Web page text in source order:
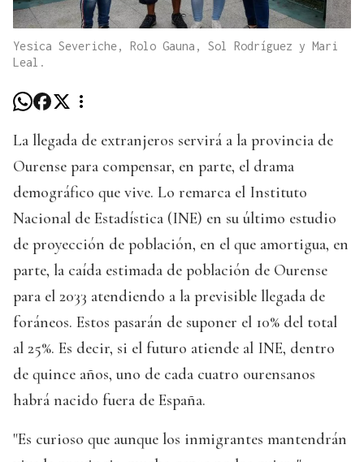
Yesica Severiche, Rolo Gauna, Sol Rodríguez y Mari
Leal.
La llegada de extranjeros servirá a la provincia de
Ourense para compensar, en parte, el drama
demográfico que vive. Lo remarca el Instituto
Nacional de Estadística (INE) en su último estudio
de proyección de población, en el que amortigua, en
parte, la caída estimada de población de Ourense
para el 2033 atendiendo a la previsible llegada de
foráneos. Estos pasarán de suponer el 10% del total
al 25%. Es decir, si el futuro atiende al INE, dentro
de quince años, uno de cada cuatro ourensanos
habrá nacido fuera de España.
"Es curioso que aunque los inmigrantes mantendrán